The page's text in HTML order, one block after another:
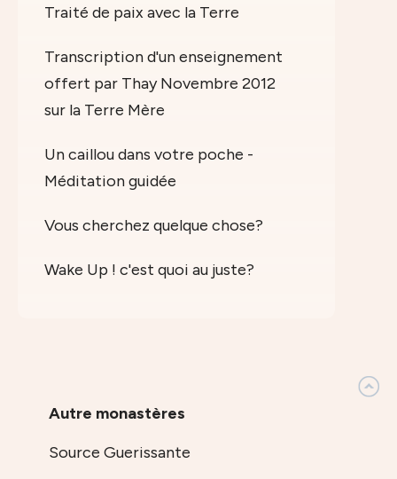
Traité de paix avec la Terre
Transcription d'un enseignement
offert par Thay Novembre 2012
sur la Terre Mère
Un caillou dans votre poche -
Méditation guidée
Vous cherchez quelque chose?
Wake Up ! c'est quoi au juste?
Autre monastères
Source Guerissante